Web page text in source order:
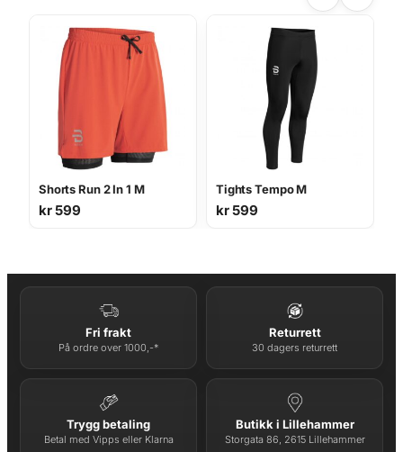
Shorts Run 2 In 1 M
kr599
Tights Tempo M
kr599
Fri frakt
På ordre over 1000,-*
Returrett
30 dagers returrett
Trygg betaling
Betal med Vipps eller Klarna
Butikk i Lillehammer
Storgata 86, 2615 Lillehammer